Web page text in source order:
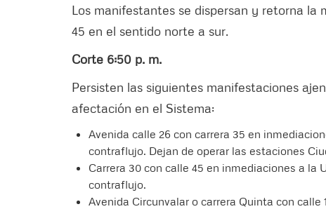
Los manifestantes se dispersan y retorna la
45 en el sentido norte a sur.
Corte 6:50 p. m.
Persisten las siguientes manifestaciones
afectación en el Sistema:
Avenida calle 26 con carrera 35 en
contraflujo. Dejan de operar las estaciones
Carrera 30 con calle 45 en inmediaciones a
contraflujo.
Avenida Circunvalar o carrera Quinta con